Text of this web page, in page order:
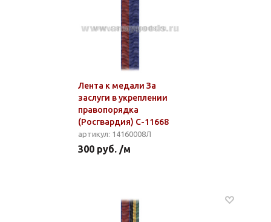
Лента к медали За
заслуги в укреплении
правопорядка
(Росгвардия) С-11668
артикул: 14160008Л
300 руб. /м